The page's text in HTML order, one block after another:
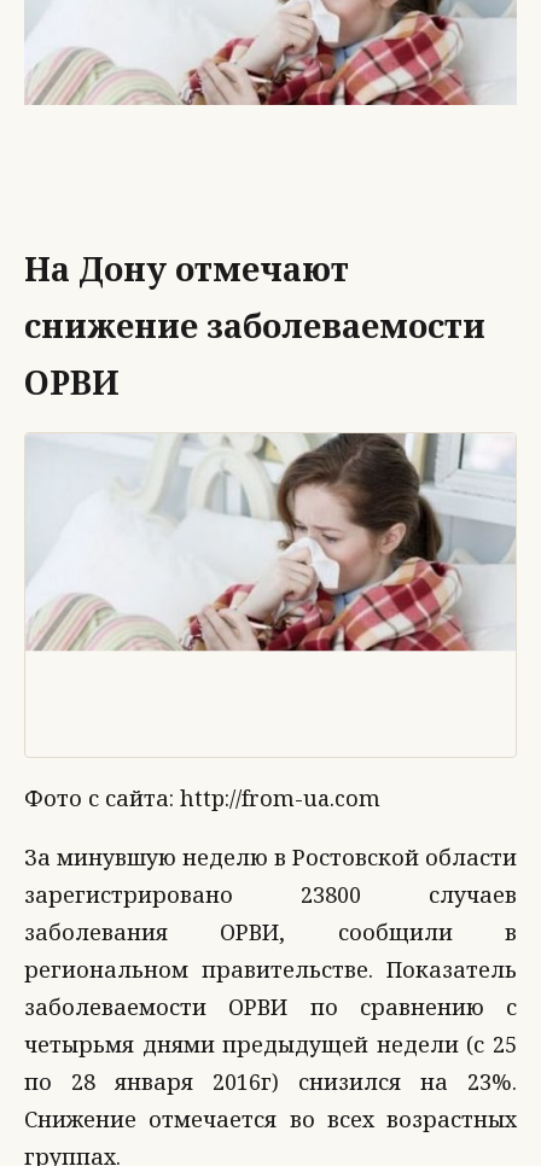
На Дону отмечают
снижение заболеваемости
ОРВИ
Фото с сайта: http://from-ua.com
За минувшую неделю в Ростовской области
зарегистрировано 23800 случаев
заболевания ОРВИ, сообщили в
региональном правительстве. Показатель
заболеваемости ОРВИ по сравнению с
четырьмя днями предыдущей недели (с 25
по 28 января 2016г) снизился на 23%.
Снижение отмечается во всех возрастных
группах.